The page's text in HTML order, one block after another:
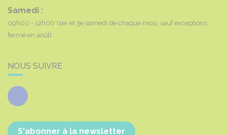
Samedi :
09h00 - 12h00 (1er et 3e samedi de chaque mois, sauf exceptions,
fermé en août)
NOUS SUIVRE
Facebook
S'abonner à la newsletter